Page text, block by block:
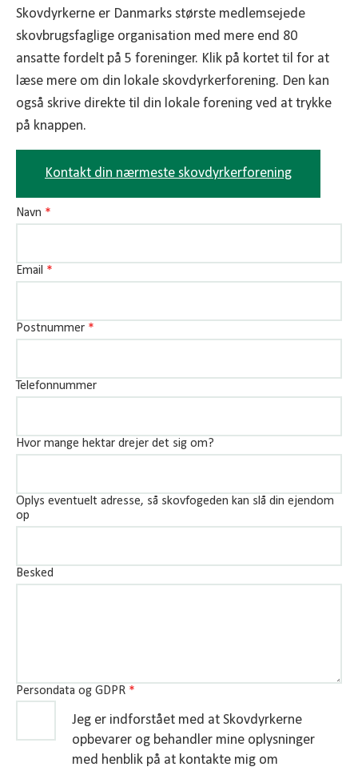
Skovdyrkerne er Danmarks største medlemsejede
skovbrugsfaglige organisation med mere end 80
ansatte fordelt på 5 foreninger. Klik på kortet til for at
læse mere om din lokale skovdyrkerforening. Den kan
også skrive direkte til din lokale forening ved at trykke
på knappen.
Kontakt din nærmeste skovdyrkerforening
Navn *
Email *
Postnummer *
Telefonnummer
Hvor mange hektar drejer det sig om?
Oplys eventuelt adresse, så skovfogeden kan slå din ejendom
op
Besked
Persondata og GDPR *
Jeg er indforstået med at Skovdyrkerne
opbevarer og behandler mine oplysninger
med henblik på at kontakte mig om